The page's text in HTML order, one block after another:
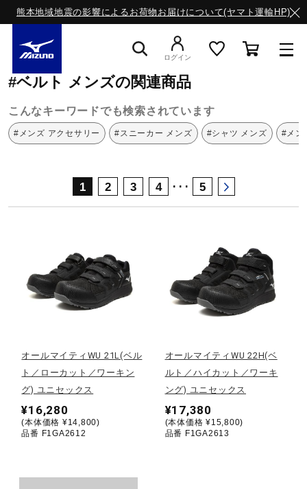
熊本地域地震の影響によるお荷物お届けについて(ヤマト運輸HP)
ライフスタイルウエア
ランニング
トレーニング
ゴルフ
ログイン
ミズノ公式オンライン
#ベルト メンズの関連商品
こんなキーワードでも検索されています
#メンズ アクセサリー #スニーカー メンズ #シャツ メンズ #メン
1 2 3 4 ･･･ 5
オールマイティWU 21L(ベル
ト／ローカット／ワーキン
グ) ユニセックス
¥16,280
(本体価格 ¥14,800)
品番 F1GA2612
オールマイティWU 22H(ベ
ルト／ハイカット／ワーキ
ング) ユニセックス
¥17,380
(本体価格 ¥15,800)
品番 F1GA2613